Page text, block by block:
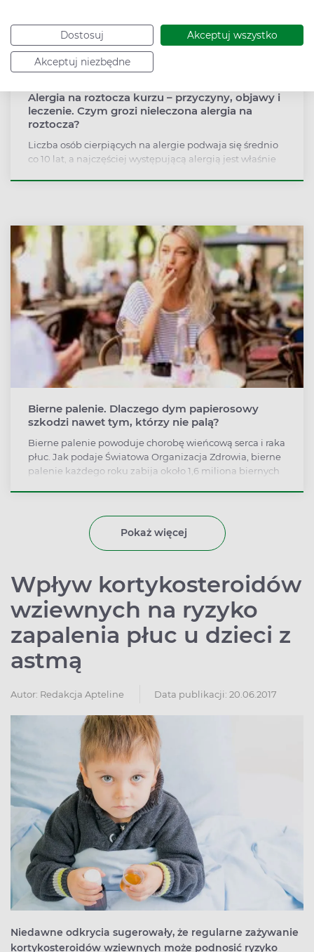
Dostosuj Akceptuj wszystko
Akceptuj niezbędne
Alergia na roztocza kurzu – przyczyny, objawy i
leczenie. Czym grozi nieleczona alergia na
roztocza?
Liczba osób cierpiących na alergie podwaja się średnio
co 10 lat, a najczęściej występującą alergią jest właśnie
Bierne palenie. Dlaczego dym papierosowy
szkodzi nawet tym, którzy nie palą?
Bierne palenie powoduje chorobę wieńcową serca i raka
płuc. Jak podaje Światowa Organizacja Zdrowia, bierne
palenie każdego roku zabija około 1,6 miliona biernych
Pokaż więcej
Wpływ kortykosteroidów
wziewnych na ryzyko
zapalenia płuc u dzieci z
astmą
Autor: Redakcja Apteline Data publikacji: 20.06.2017
Niedawne odkrycia sugerowały, że regularne zażywanie
kortykosteroidów wziewnych może podnosić ryzyko